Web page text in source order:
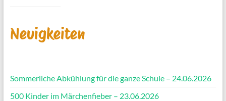
Neuigkeiten
Sommerliche Abkühlung für die ganze Schule – 24.06.2026
500 Kinder im Märchenfieber – 23.06.2026